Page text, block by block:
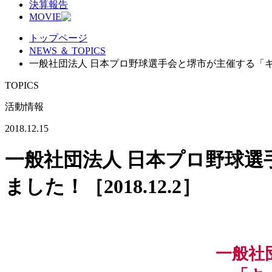
決算報告
MOVIE
トップページ
NEWS ＆ TOPICS
一般社団法人 日本プロ野球選手会と堺市が主催する「
TOPICS
活動情報
2018.12.15
一般社団法人 日本プロ野球
ました！［2018.12.2］
一般社